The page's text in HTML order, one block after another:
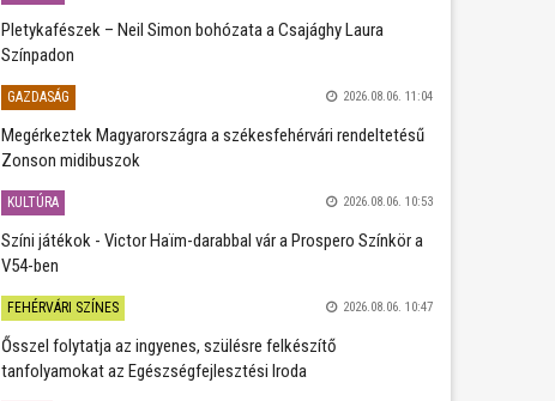
Pletykafészek – Neil Simon bohózata a Csajághy Laura
Színpadon
GAZDASÁG 2026.08.06. 11:04
Megérkeztek Magyarországra a székesfehérvári rendeltetésű
Zonson midibuszok
KULTÚRA 2026.08.06. 10:53
Színi játékok - Victor Haïm-darabbal vár a Prospero Színkör a
V54-ben
FEHÉRVÁRI SZÍNES 2026.08.06. 10:47
Ősszel folytatja az ingyenes, szülésre felkészítő
tanfolyamokat az Egészségfejlesztési Iroda